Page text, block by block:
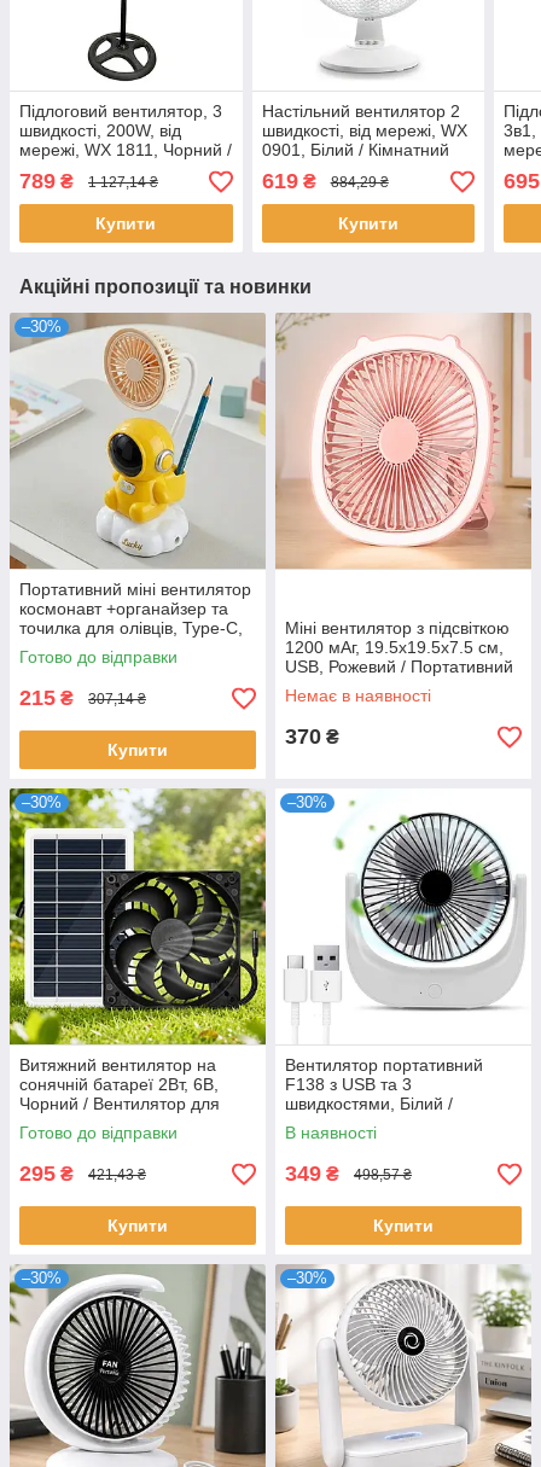
Підлоговий вентилятор, 3
швидкості, 200W, від
мережі, WX 1811, Чорний /
Кімнатний вентилятор
побутовий / Вентилятор
для дому
789 ₴ 1 127,14 ₴
Купити
Настільний вентилятор 2
швидкості, від мережі, WX
0901, Білий / Кімнатний
вентилятор / Вентилятор
настільний для дому
619₴ 884,29 ₴
Купити
3в1,
695
Акційні пропозиції та новинки
–30%
Портативний міні вентилятор
космонавт +органайзер та
точилка для олівців, Type-C,
Жовтий / Акумуляторний
вентилятор для дітей
Готово до відправки
215 ₴ 307,14 ₴
Купити
Міні вентилятор з підсвіткою
1200 мАг, 19.5х19.5х7.5 см,
USB, Рожевий / Портативний
вентилятор / Акумуляторний
вентилятор
Немає в наявності
370 ₴
–30%
Витяжний вентилятор на
сонячній батареї 2Вт, 6В,
Чорний / Вентилятор для
курника / Сонячний
вентилятор для теплиці
Готово до відправки
295 ₴ 421,43 ₴
Купити
–30%
Вентилятор портативний
F138 з USB та 3
швидкостями, Білий /
Безшумний побутовий
вентилятор
В наявності
349 ₴ 498,57 ₴
Купити
–30% –30%